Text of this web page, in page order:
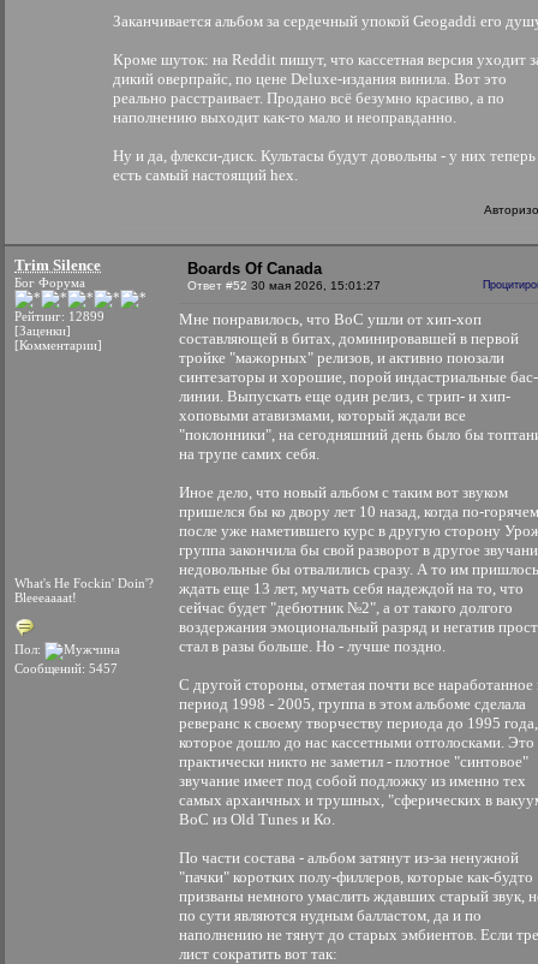
Заканчивается альбом за сердечный упокой Geogaddi его
Кроме шуток: на Reddit пишут, что кассетная версия уходит
дикий оверпрайс, по цене Deluxe-издания винила. Вот это
реально расстраивает. Продано всё безумно красиво, а по
наполнению выходит как-то мало и неоправданно.
Ну и да, флекси-диск. Культасы будут довольны - у них теперь
есть самый настоящий hex.
Trim Silence
Бог Форума
Рейтинг: 12899
[Заценки]
[Комментарии]
What's He Fockin' Doin'?
Bleeeaaaat!
Пол:
Сообщений: 5457
Boards Of Canada
Ответ #52 30 мая 2026, 15:01:27
Мне понравилось, что BoC ушли от хип-хоп
составляющей в битах, доминировавшей в первой
тройке "мажорных" релизов, и активно поюзали
синтезаторы и хорошие, порой индастриальные бас-
линии. Выпускать еще один релиз, с трип- и хип-
хоповыми атавизмами, который ждали все
"поклонники", на сегодняшний день было бы
на трупе самих себя.
Иное дело, что новый альбом с таким вот звуком
пришелся бы ко двору лет 10 назад, когда по-
после уже наметившего курс в другую сторону
группа закончила бы свой разворот в другое
недовольные бы отвалились сразу. А то им пришлось
ждать еще 13 лет, мучать себя надеждой на то, что
сейчас будет "дебютник №2", а от такого долгого
воздержания эмоциональный разряд и негатив
стал в разы больше. Но - лучше поздно.
С другой стороны, отметая почти все наработанное
период 1998 - 2005, группа в этом альбоме сделала
реверанс к своему творчеству периода до 1995 года,
которое дошло до нас кассетными отголосками. Это
практически никто не заметил - плотное "синтовое"
звучание имеет под собой подложку из именно тех
самых архаичных и трушных, "сферических в
BoC из Old Tunes и Ко.
По части состава - альбом затянут из-за ненужной
"пачки" коротких полу-филлеров, которые как-будто
призваны немного умаслить ждавших старый звук,
по сути являются нудным балластом, да и по
наполнению не тянут до старых эмбиентов. Если
лист сократить вот так: